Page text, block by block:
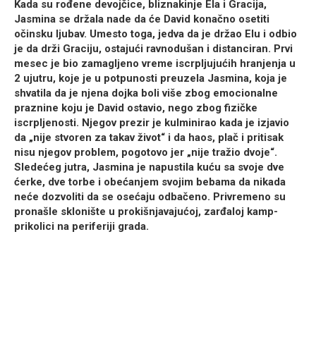
Kada su rođene devojčice, bliznakinje Ela i Gracija,
Jasmina se držala nade da će David konačno osetiti
očinsku ljubav. Umesto toga, jedva da je držao Elu i odbio
je da drži Graciju, ostajući ravnodušan i distanciran. Prvi
mesec je bio zamagljeno vreme iscrpljujućih hranjenja u
2 ujutru, koje je u potpunosti preuzela Jasmina, koja je
shvatila da je njena dojka boli više zbog emocionalne
praznine koju je David ostavio, nego zbog fizičke
iscrpljenosti. Njegov prezir je kulminirao kada je izjavio
da „nije stvoren za takav život“ i da haos, plač i pritisak
nisu njegov problem, pogotovo jer „nije tražio dvoje“.
Sledećeg jutra, Jasmina je napustila kuću sa svoje dve
ćerke, dve torbe i obećanjem svojim bebama da nikada
neće dozvoliti da se osećaju odbačeno. Privremeno su
pronašle sklonište u prokišnjavajućoj, zarđaloj kamp-
prikolici na periferiji grada.